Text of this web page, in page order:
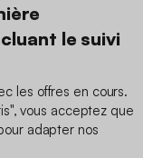
le suivi
les offres en cours.
vous acceptez que
adapter nos